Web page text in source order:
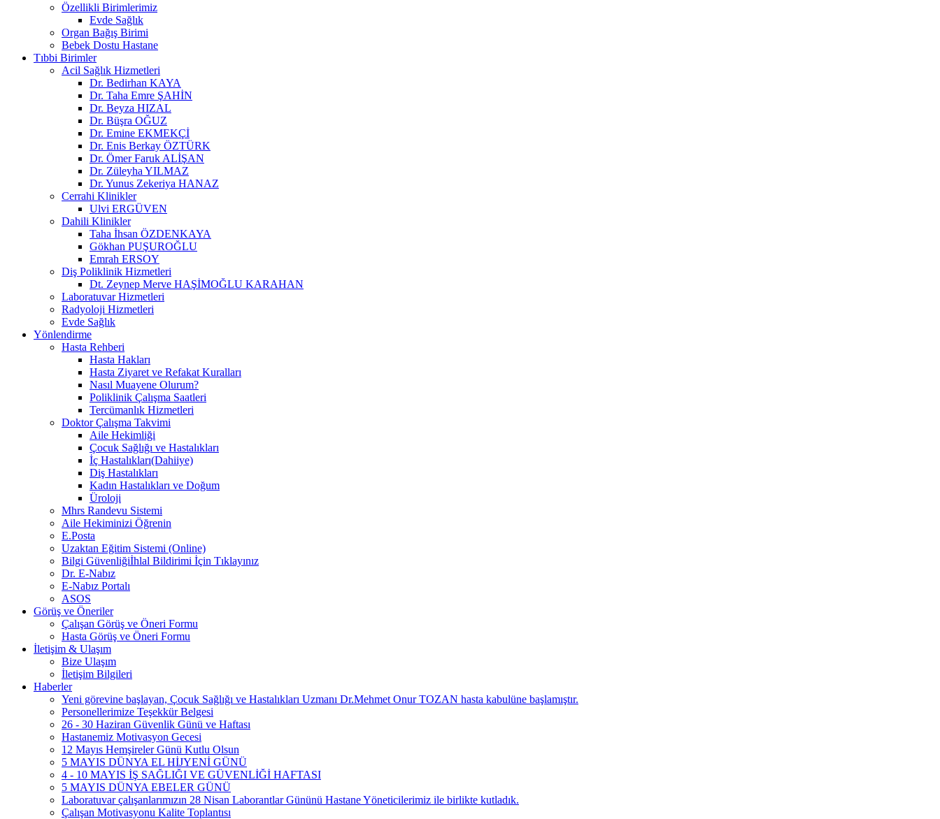
Özellikli Birimlerimiz
Evde Sağlık
Organ Bağış Birimi
Bebek Dostu Hastane
Tıbbi Birimler
Acil Sağlık Hizmetleri
Dr. Bedirhan KAYA
Dr. Taha Emre ŞAHİN
Dr. Beyza HIZAL
Dr. Büşra OĞUZ
Dr. Emine EKMEKÇİ
Dr. Enis Berkay ÖZTÜRK
Dr. Ömer Faruk ALİŞAN
Dr. Züleyha YILMAZ
Dr. Yunus Zekeriya HANAZ
Cerrahi Klinikler
Ulvi ERGÜVEN
Dahili Klinikler
Taha İhsan ÖZDENKAYA
Gökhan PUŞUROĞLU
Emrah ERSOY
Diş Poliklinik Hizmetleri
Dt. Zeynep Merve HAŞİMOĞLU KARAHAN
Laboratuvar Hizmetleri
Radyoloji Hizmetleri
Evde Sağlık
Yönlendirme
Hasta Rehberi
Hasta Hakları
Hasta Ziyaret ve Refakat Kuralları
Nasıl Muayene Olurum?
Poliklinik Çalışma Saatleri
Tercümanlık Hizmetleri
Doktor Çalışma Takvimi
Aile Hekimliği
Çocuk Sağlığı ve Hastalıkları
İç Hastalıkları(Dahiiye)
Diş Hastalıkları
Kadın Hastalıkları ve Doğum
Üroloji
Mhrs Randevu Sistemi
Aile Hekiminizi Öğrenin
E.Posta
Uzaktan Eğitim Sistemi (Online)
Bilgi Güvenliğiİhlal Bildirimi İçin Tıklayınız
Dr. E-Nabız
E-Nabız Portalı
ASOS
Görüş ve Öneriler
Çalışan Görüş ve Öneri Formu
Hasta Görüş ve Öneri Formu
İletişim & Ulaşım
Bize Ulaşım
İletişim Bilgileri
Haberler
Yeni görevine başlayan, Çocuk Sağlığı ve Hastalıkları Uzmanı Dr.Mehmet Onur TOZAN hasta kabulüne başlamıştır.
Personellerimize Teşekkür Belgesi
26 - 30 Haziran Güvenlik Günü ve Haftası
Hastanemiz Motivasyon Gecesi
12 Mayıs Hemşireler Günü Kutlu Olsun
5 MAYIS DÜNYA EL HİJYENİ GÜNÜ
4 - 10 MAYIS İŞ SAĞLIĞI VE GÜVENLİĞİ HAFTASI
5 MAYIS DÜNYA EBELER GÜNÜ
Laboratuvar çalışanlarımızın 28 Nisan Laborantlar Gününü Hastane Yöneticilerimiz ile birlikte kutladık.
Çalışan Motivasyonu Kalite Toplantısı